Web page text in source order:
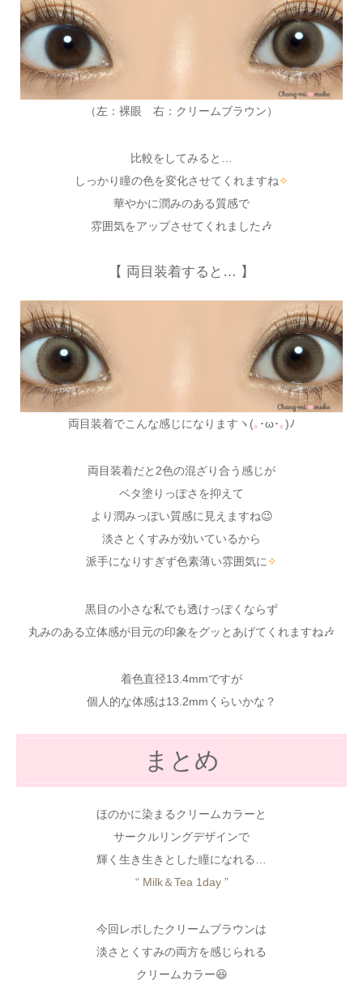
（左：裸眼 右：クリームブラウン）
比較をしてみると…
しっかり瞳の色を変化させてくれますね✧
華やかに潤みのある質感で
雰囲気をアップさせてくれました🎶
【 両目装着すると… 】
両目装着でこんな感じになりますヽ(｡ ･ω･｡)ﾉ
両目装着だと2色の混ざり合う感じが
ベタ塗りっぽさを抑えて
より潤みっぽい質感に見えますね😉
淡さとくすみが効いているから
派手になりすぎず色素薄い雰囲気に✧
黒目の小さな私でも透けっぽくならず
丸みのある立体感が目元の印象をグッとあげてくれますね🎶
着色直径13.4mmですが
個人的な体感は13.2mmくらいかな？
まとめ
ほのかに染まるクリームカラーと
サークルリングデザインで
輝く生き生きとした瞳になれる…
“ Milk＆Tea 1day ”
今回レポしたクリームブラウンは
淡さとくすみの両方を感じられる
クリームカラー😆